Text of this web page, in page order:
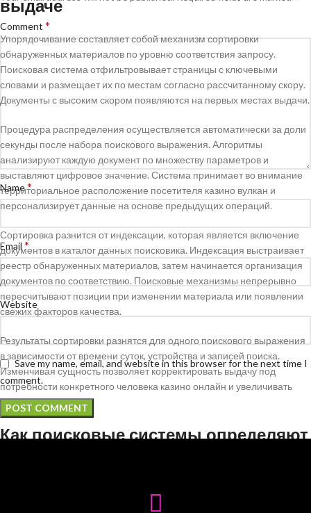
выдаче
Упорядочивание составляет собой механизм сортировки
обнаруженных материалов по уровню соответствия запросу.
Поисковая система отфильтровывает страницы с ключевыми
словами и размещает их по местам согласно рассчитанному скору.
Документы с высоким скором появляются на первых местах выдачи.
Процедура распределения осуществляется автоматически за доли
секунды после набора поискового выражения. Алгоритмы
анализируют каждую документ по множеству параметров и
выставляют цифровое значение. Система принимает во внимание
территориальное расположение посетителя казино вулкан и
персонализирует данные на основе предыдущих операций.
Сортировка разнится от индексации, которая является включение
документов в каталог данных поисковика. Индексация выстраивает
реестр обнаруженных материалов, затем начинается организация
документов по соответствию. Поисковые механизмы непрерывно
пересчитывают позиции при изменении материала или появлении
свежих факторов качества.
Результаты сортировки разнятся для одного поискового выражения
в зависимости от времени суток, устройства и записей поиска.
Изменчивая сущность позволяет корректировать выдачу под
потребности конкретного человека казино онлайн и увеличивать
качество данных.
Как поисковые системы определяют
Comment *
Name*
Email *
Website
Save my name, email, and website in this browser for the next time I
comment.